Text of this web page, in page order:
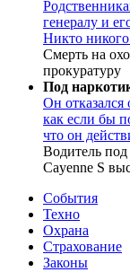
генералу и
Никто никого
Смерть на
прокуратуру
Под
Он отказался
как если бы
что он
Водитель
Cayenne S
События
Техно
Охрана
Страхование
Законы